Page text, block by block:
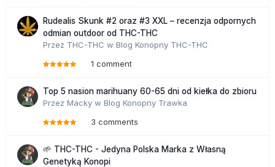
Rudealis Skunk #2 oraz #3 XXL – recenzja odpornych
odmian outdoor od THC-THC
Przez THC-THC w Blog Konopny THC-THC
1 comment
Top 5 nasion marihuany 60-65 dni od kiełka do zbioru
Przez Macky w Blog Konopny Trawka
3 comments
🌱 THC-THC - Jedyna Polska Marka z Własną
Genetyką Konopi